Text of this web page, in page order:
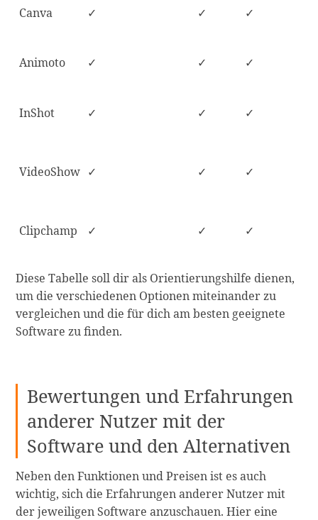
Canva ✓ ✓ ✓
Animoto ✓ ✓ ✓
InShot ✓ ✓ ✓
VideoShow ✓ ✓ ✓
Clipchamp ✓ ✓ ✓
Diese Tabelle soll dir als Orientierungshilfe dienen,
um die verschiedenen Optionen miteinander zu
vergleichen und die für dich am besten geeignete
Software zu finden.
Bewertungen und Erfahrungen
anderer Nutzer mit der
Software und den Alternativen
Neben den Funktionen und Preisen ist es auch
wichtig, sich die Erfahrungen anderer Nutzer mit
der jeweiligen Software anzuschauen. Hier eine